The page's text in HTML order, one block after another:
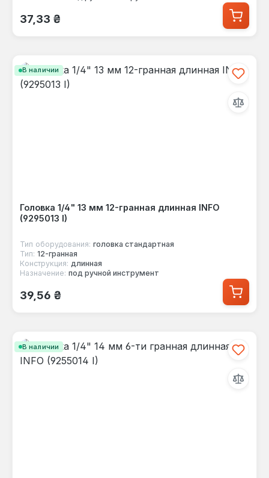
Обычная цена:
37,33 ₴
В наличии
Головка 1/4" 13 мм 12-гранная длинная INFO
(9295013 I)
Тип оборудования: головка стандартная
Тип: 12-гранная
Конструкция: длинная
Назначение: под ручной инструмент
Обычная цена:
39,56 ₴
В наличии